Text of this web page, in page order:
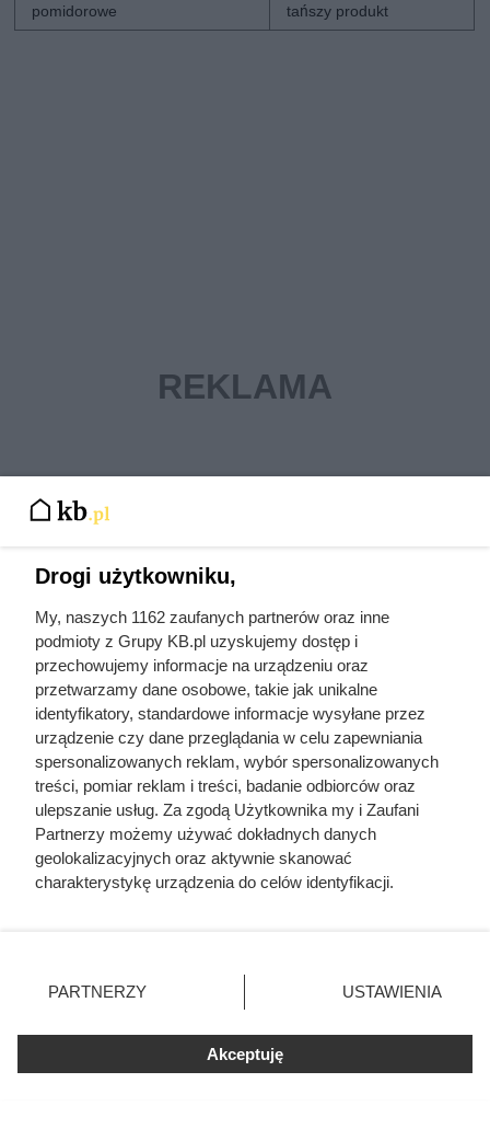
pomidorowe
tańszy produkt
Czytaj także:
Panel fotowoltaiczny ma 500 W, ale na dachu
Polacy po cichu montują to obok domów. Po tylu
latach mikroturbina wiatrowa zacznie pracować
na czysty zysk
Drogi użytkowniku,
My, naszych 1162 zaufanych partnerów oraz inne
podmioty z Grupy KB.pl uzyskujemy dostęp i
przechowujemy informacje na urządzeniu oraz
przetwarzamy dane osobowe, takie jak unikalne
identyfikatory, standardowe informacje wysyłane przez
urządzenie czy dane przeglądania w celu zapewniania
spersonalizowanych reklam, wybór spersonalizowanych
treści, pomiar reklam i treści, badanie odbiorców oraz
ulepszanie usług. Za zgodą Użytkownika my i Zaufani
Partnerzy możemy używać dokładnych danych
geolokalizacyjnych oraz aktywnie skanować
charakterystykę urządzenia do celów identyfikacji.
zmienić/wycofać klikając przycisk ustawień prywatności
znajdujący się w lewym dolnym rogu strony. Niektóre
użytkownika, ale masz prawo sprzeciwić się takiemu
przetwarzaniu. Preferencje będą miały zastosowania tylko
PARTNERZY USTAWIENIA
Akceptuję